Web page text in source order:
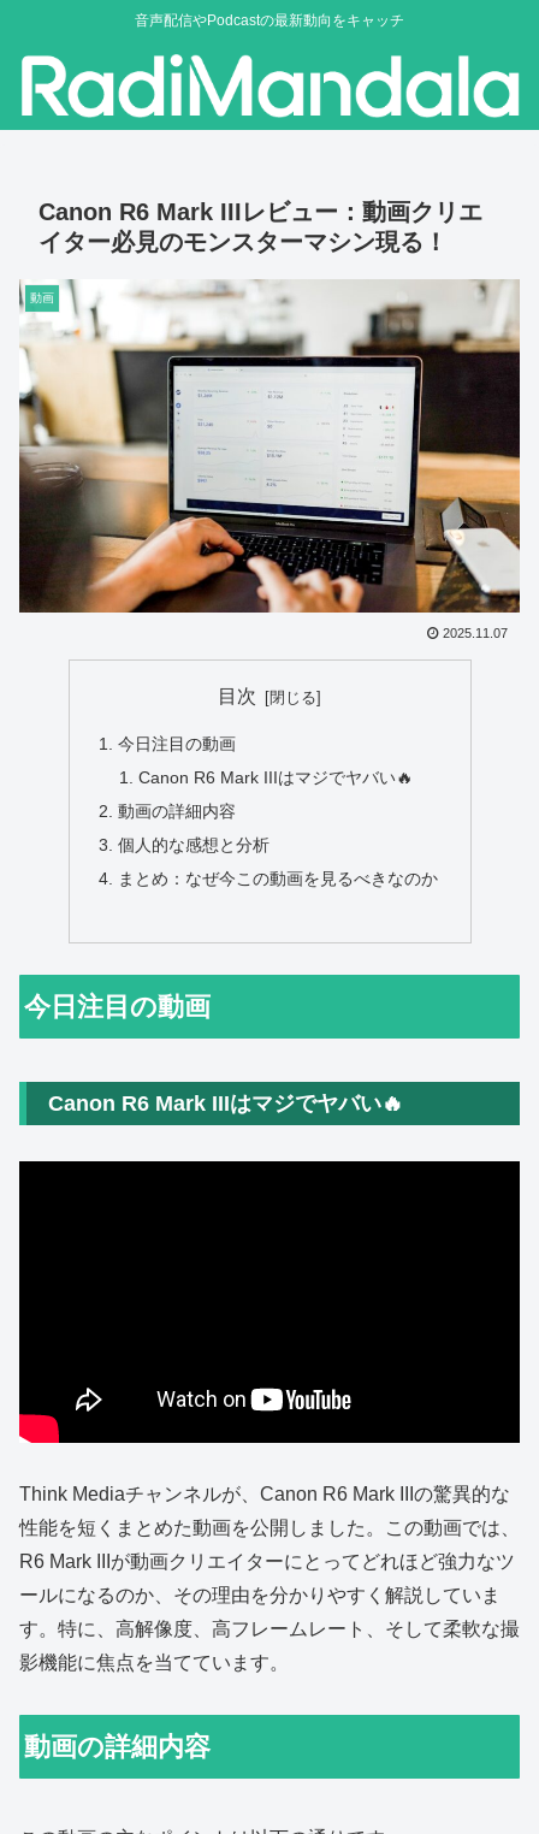
音声配信やPodcastの最新動向をキャッチ
Canon R6 Mark IIIレビュー：動画クリエ
イター必見のモンスターマシン現る！
動画
2025.11.07
目次
今日注目の動画
Canon R6 Mark IIIはマジでヤバい🔥
動画の詳細内容
個人的な感想と分析
まとめ：なぜ今この動画を見るべきなのか
今日注目の動画
Canon R6 Mark IIIはマジでヤバい🔥
Think Mediaチャンネルが、Canon R6 Mark IIIの驚異的な
性能を短くまとめた動画を公開しました。この動画では、
R6 Mark IIIが動画クリエイターにとってどれほど強力なツ
ールになるのか、その理由を分かりやすく解説していま
す。特に、高解像度、高フレームレート、そして柔軟な撮
影機能に焦点を当てています。
動画の詳細内容